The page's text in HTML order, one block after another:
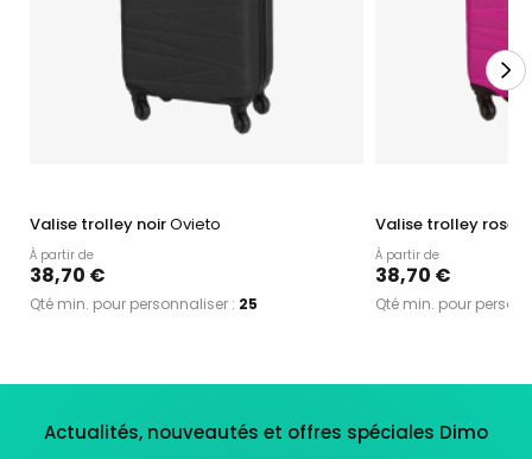
Valise trolley noirOvieto
À partir de
38,70 €
Qté min. pour personnaliser : 25
Valise trolley rose
À partir de
38,70 €
Qté min. pour
Actualités, nouveautés et offres spéciales Dimo